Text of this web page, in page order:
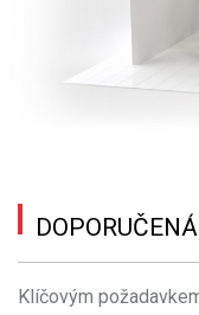
Klíčovým